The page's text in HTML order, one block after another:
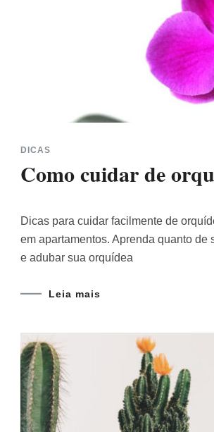
DICAS
Como cuidar de
Dicas para cuidar facilmente de
em apartamentos. Aprenda quanto de
e adubar sua orquídea
Leia mais